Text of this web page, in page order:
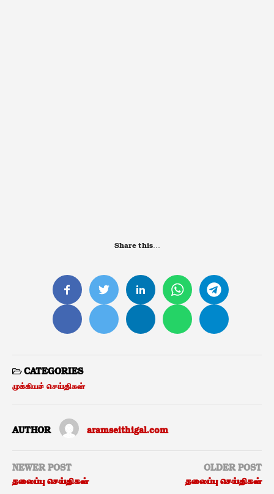
Share this…
CATEGORIES
முக்கியச் செய்திகள்
AUTHOR aramseithigal.com
NEWER POST
தலைப்பு செய்திகள்
OLDER POST
தலைப்பு செய்திகள்